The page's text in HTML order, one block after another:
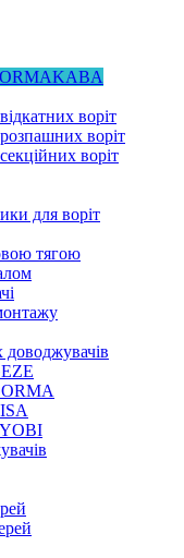
воріт
воріт
воріт
для воріт
тягою